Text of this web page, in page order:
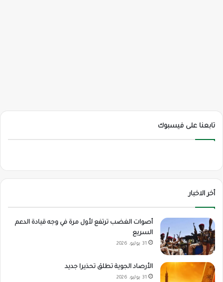
تابعنا على فيسبوك
أخر الاخبار
أصوات الغضب ترتفع لأول مرة في وجه قيادة الدعم
السريع
31 يوليو، 2026
الأرصاد الجوية تطلق تحذيرا جديد
31 يوليو، 2026